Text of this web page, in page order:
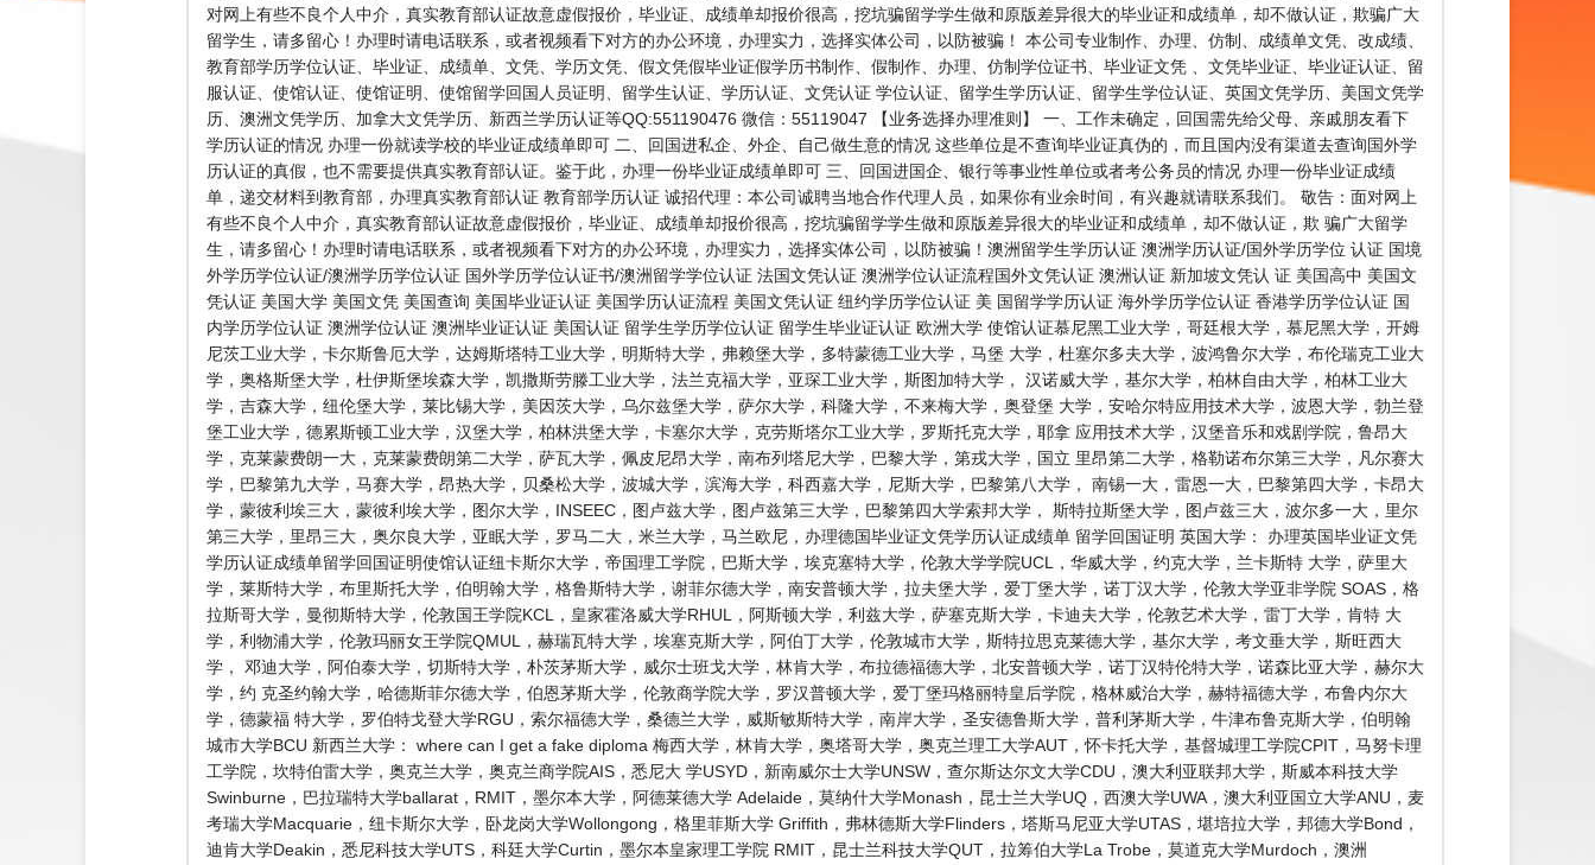
对网上有些不良个人中介，真实教育部认证故意虚假报价，毕业证、成绩单却报价很高，挖坑骗留学学生做和原版差异很大的毕业证和成绩单，却不做认证，欺骗广大
留学生，请多留心！办理时请电话联系，或者视频看下对方的办公环境，办理实力，选择实体公司，以防被骗！ 本公司专业制作、办理、仿制、成绩单文凭、改成绩、
教育部学历学位认证、毕业证、成绩单、文凭、学历文凭、假文凭假毕业证假学历书制作、假制作、办理、仿制学位证书、毕业证文凭 、文凭毕业证、毕业证认证、留
服认证、使馆认证、使馆证明、使馆留学回国人员证明、留学生认证、学历认证、文凭认证 学位认证、留学生学历认证、留学生学位认证、英国文凭学历、美国文凭学
历、澳洲文凭学历、加拿大文凭学历、新西兰学历认证等QQ:551190476 微信：55119047 【业务选择办理准则】 一、工作未确定，回国需先给父母、亲戚朋友看下
学历认证的情况 办理一份就读学校的毕业证成绩单即可 二、回国进私企、外企、自己做生意的情况 这些单位是不查询毕业证真伪的，而且国内没有渠道去查询国外学
历认证的真假，也不需要提供真实教育部认证。鉴于此，办理一份毕业证成绩单即可 三、回国进国企、银行等事业性单位或者考公务员的情况 办理一份毕业证成绩
单，递交材料到教育部，办理真实教育部认证 教育部学历认证 诚招代理：本公司诚聘当地合作代理人员，如果你有业余时间，有兴趣就请联系我们。 敬告：面对网上
有些不良个人中介，真实教育部认证故意虚假报价，毕业证、成绩单却报价很高，挖坑骗留学学生做和原版差异很大的毕业证和成绩单，却不做认证，欺 骗广大留学
生，请多留心！办理时请电话联系，或者视频看下对方的办公环境，办理实力，选择实体公司，以防被骗！澳洲留学生学历认证 澳洲学历认证/国外学历学位 认证 国境
外学历学位认证/澳洲学历学位认证 国外学历学位认证书/澳洲留学学位认证 法国文凭认证 澳洲学位认证流程国外文凭认证 澳洲认证 新加坡文凭认 证 美国高中 美国文
凭认证 美国大学 美国文凭 美国查询 美国毕业证认证 美国学历认证流程 美国文凭认证 纽约学历学位认证 美 国留学学历认证 海外学历学位认证 香港学历学位认证 国
内学历学位认证 澳洲学位认证 澳洲毕业证认证 美国认证 留学生学历学位认证 留学生毕业证认证 欧洲大学 使馆认证慕尼黑工业大学，哥廷根大学，慕尼黑大学，开姆
尼茨工业大学，卡尔斯鲁厄大学，达姆斯塔特工业大学，明斯特大学，弗赖堡大学，多特蒙德工业大学，马堡 大学，杜塞尔多夫大学，波鸿鲁尔大学，布伦瑞克工业大
学，奥格斯堡大学，杜伊斯堡埃森大学，凯撒斯劳滕工业大学，法兰克福大学，亚琛工业大学，斯图加特大学， 汉诺威大学，基尔大学，柏林自由大学，柏林工业大
学，吉森大学，纽伦堡大学，莱比锡大学，美因茨大学，乌尔兹堡大学，萨尔大学，科隆大学，不来梅大学，奥登堡 大学，安哈尔特应用技术大学，波恩大学，勃兰登
堡工业大学，德累斯顿工业大学，汉堡大学，柏林洪堡大学，卡塞尔大学，克劳斯塔尔工业大学，罗斯托克大学，耶拿 应用技术大学，汉堡音乐和戏剧学院，鲁昂大
学，克莱蒙费朗一大，克莱蒙费朗第二大学，萨瓦大学，佩皮尼昂大学，南布列塔尼大学，巴黎大学，第戎大学，国立 里昂第二大学，格勒诺布尔第三大学，凡尔赛大
学，巴黎第九大学，马赛大学，昂热大学，贝桑松大学，波城大学，滨海大学，科西嘉大学，尼斯大学，巴黎第八大学， 南锡一大，雷恩一大，巴黎第四大学，卡昂大
学，蒙彼利埃三大，蒙彼利埃大学，图尔大学，INSEEC，图卢兹大学，图卢兹第三大学，巴黎第四大学索邦大学， 斯特拉斯堡大学，图卢兹三大，波尔多一大，里尔
第三大学，里昂三大，奥尔良大学，亚眠大学，罗马二大，米兰大学，马兰欧尼，办理德国毕业证文凭学历认证成绩单 留学回国证明 英国大学： 办理英国毕业证文凭
学历认证成绩单留学回国证明使馆认证纽卡斯尔大学，帝国理工学院，巴斯大学，埃克塞特大学，伦敦大学学院UCL，华威大学，约克大学，兰卡斯特 大学，萨里大
学，莱斯特大学，布里斯托大学，伯明翰大学，格鲁斯特大学，谢菲尔德大学，南安普顿大学，拉夫堡大学，爱丁堡大学，诺丁汉大学，伦敦大学亚非学院 SOAS，格
拉斯哥大学，曼彻斯特大学，伦敦国王学院KCL，皇家霍洛威大学RHUL，阿斯顿大学，利兹大学，萨塞克斯大学，卡迪夫大学，伦敦艺术大学，雷丁大学，肯特 大
学，利物浦大学，伦敦玛丽女王学院QMUL，赫瑞瓦特大学，埃塞克斯大学，阿伯丁大学，伦敦城市大学，斯特拉思克莱德大学，基尔大学，考文垂大学，斯旺西大
学， 邓迪大学，阿伯泰大学，切斯特大学，朴茨茅斯大学，威尔士班戈大学，林肯大学，布拉德福德大学，北安普顿大学，诺丁汉特伦特大学，诺森比亚大学，赫尔大
学，约 克圣约翰大学，哈德斯菲尔德大学，伯恩茅斯大学，伦敦商学院大学，罗汉普顿大学，爱丁堡玛格丽特皇后学院，格林威治大学，赫特福德大学，布鲁内尔大
学，德蒙福 特大学，罗伯特戈登大学RGU，索尔福德大学，桑德兰大学，威斯敏斯特大学，南岸大学，圣安德鲁斯大学，普利茅斯大学，牛津布鲁克斯大学，伯明翰
城市大学BCU 新西兰大学： where can I get a fake diploma 梅西大学，林肯大学，奥塔哥大学，奥克兰理工大学AUT，怀卡托大学，基督城理工学院CPIT，马努卡理
工学院，坎特伯雷大学，奥克兰大学，奥克兰商学院AIS，悉尼大 学USYD，新南威尔士大学UNSW，查尔斯达尔文大学CDU，澳大利亚联邦大学，斯威本科技大学
Swinburne，巴拉瑞特大学ballarat，RMIT，墨尔本大学，阿德莱德大学 Adelaide，莫纳什大学Monash，昆士兰大学UQ，西澳大学UWA，澳大利亚国立大学ANU，麦
考瑞大学Macquarie，纽卡斯尔大学，卧龙岗大学Wollongong，格里菲斯大学 Griffith，弗林德斯大学Flinders，塔斯马尼亚大学UTAS，堪培拉大学，邦德大学Bond，
迪肯大学Deakin，悉尼科技大学UTS，科廷大学Curtin，墨尔本皇家理工学院 RMIT，昆士兰科技大学QUT，拉筹伯大学La Trobe，莫道克大学Murdoch，澳洲